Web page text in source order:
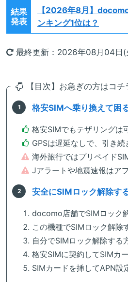
結果
発表
【2026年8月】
ンキング1位は？
最終更新：2026年08月04日(
【目次】お急ぎの方はコ
格安SIMへ乗り換えて困
格安SIMでもテザリングは
GPSは遅延なしで、引き続
海外旅行ではプリペイド
Jアラートや地震速報はア
安全にSIMロック解除す
docomo店舗でSIMロック
この機種でSIMロック解除
自分でSIMロック解除する
格安SIMに契約してSIMカ
SIMカードを挿してAPN設